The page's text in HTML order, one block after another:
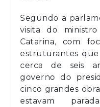
Segundo a
visita do
Catarina, com
estruturantes que
cerca de seis
governo do
cinco grandes
estavam